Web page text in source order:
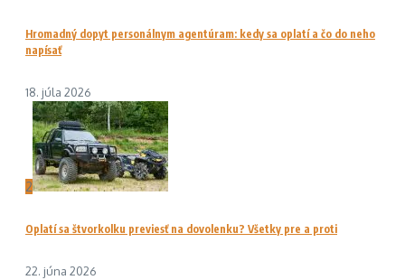
Hromadný dopyt personálnym agentúram: kedy sa oplatí a čo do neho
napísať
18. júla 2026
2
Oplatí sa štvorkolku previesť na dovolenku? Všetky pre a proti
22. júna 2026